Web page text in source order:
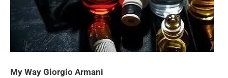
My Way Giorgio Armani